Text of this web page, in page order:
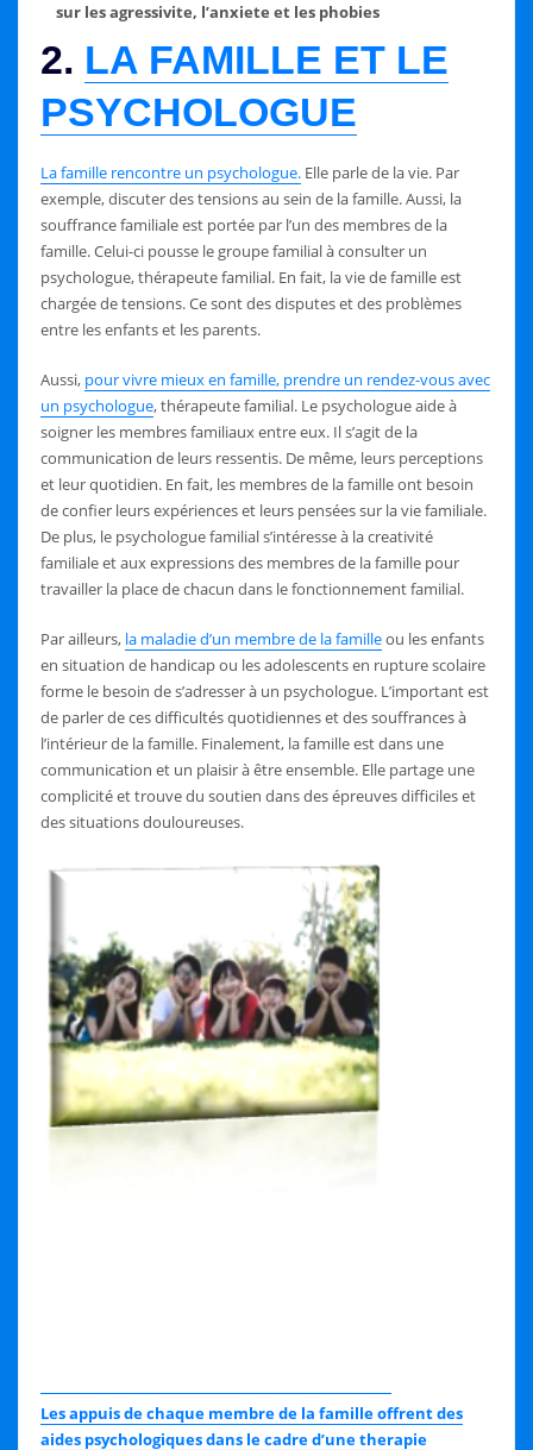
sur les agressivite, l’anxiete et les phobies
2. LA FAMILLE ET LE
PSYCHOLOGUE
La famille rencontre un psychologue.Elle parle de la vie. Par
exemple, discuter des tensions au sein de la famille. Aussi, la
souffrance familiale est portée par l’un des membres de la
famille. Celui-ci pousse le groupe familial à consulter un
psychologue, thérapeute familial. En fait, la vie de famille est
chargée de tensions. Ce sont des disputes et des problèmes
entre les enfants et les parents.
Aussi, pour vivre mieux en famille, prendre un rendez-vous avec
un psychologue, thérapeute familial. Le psychologue aide à
soigner les membres familiaux entre eux. Il s’agit de la
communication de leurs ressentis. De même, leurs perceptions
et leur quotidien. En fait, les membres de la famille ont besoin
de confier leurs expériences et leurs pensées sur la vie familiale.
De plus, le psychologue familial s’intéresse à la creativité
familiale et aux expressions des membres de la famille pour
travailler la place de chacun dans le fonctionnement familial.
Par ailleurs, la maladie d’un membre de la familleou les enfants
en situation de handicap ou les adolescents en rupture scolaire
forme le besoin de s’adresser à un psychologue. L’important est
de parler de ces difficultés quotidiennes et des souffrances à
l’intérieur de la famille. Finalement, la famille est dans une
communication et un plaisir à être ensemble. Elle partage une
complicité et trouve du soutien dans des épreuves difficiles et
des situations douloureuses.
Les appuis de chaque membre de la famille offrent des
aides psychologiques dans le cadre d’une therapie